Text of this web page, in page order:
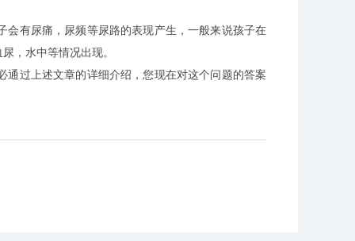
有尿痛，尿频等尿路的表现产生，一般来说孩子在
，水中等情况出现。
过上述文章的详细介绍，您现在对这个问题的答案